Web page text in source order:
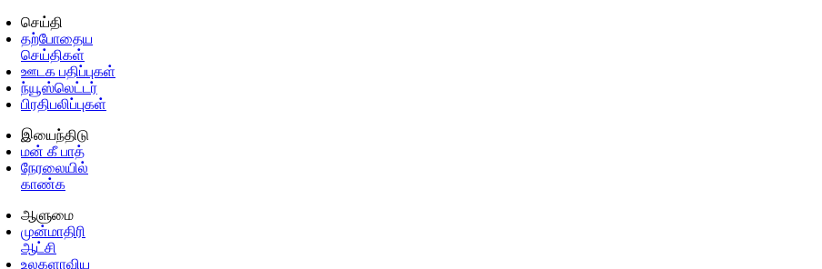
செய்தி
தற்போதைய
செய்திகள்
ஊடக பதிப்புகள்
ந்யூஸ்லெட்டர்
பிரதிபலிப்புகள்
இயைந்திடு
மன் கீ பாத்
நேரலையில்
காண்க
ஆளுமை
முன்மாதிரி
ஆட்சி
உலகளாவிய